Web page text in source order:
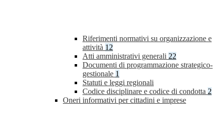
Riferimenti normativi su organizzazione e
attività 12
Atti amministrativi generali 22
Documenti di programmazione strategico-
gestionale 1
Statuti e leggi regionali
Codice disciplinare e codice di condotta 2
Oneri informativi per cittadini e imprese